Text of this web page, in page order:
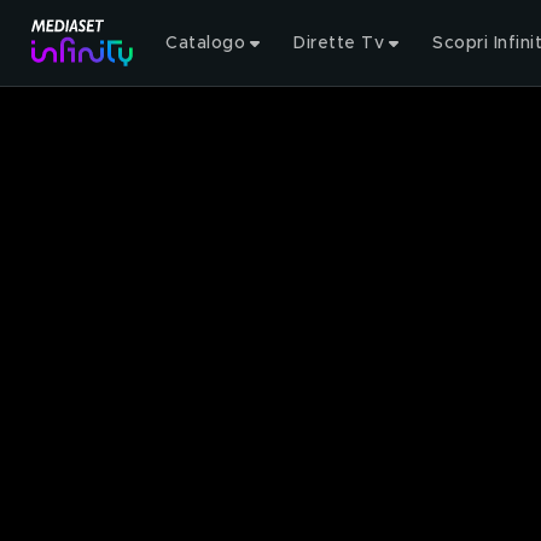
Catalogo Dirette Tv Scopri